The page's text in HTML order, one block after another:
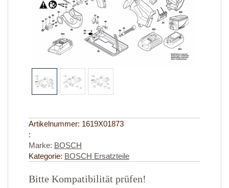
Artikelnummer: 1619X01873
:
Marke: BOSCH
Kategorie: BOSCH Ersatzteile
Bitte Kompatibilität prüfen!